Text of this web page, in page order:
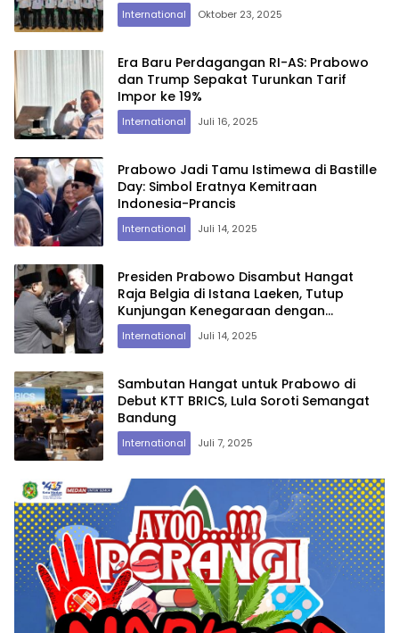
International Oktober 23, 2025
Era Baru Perdagangan RI-AS: Prabowo
dan Trump Sepakat Turunkan Tarif
Impor ke 19%
International Juli 16, 2025
Prabowo Jadi Tamu Istimewa di Bastille
Day: Simbol Eratnya Kemitraan
Indonesia-Prancis
International Juli 14, 2025
Presiden Prabowo Disambut Hangat
Raja Belgia di Istana Laeken, Tutup
Kunjungan Kenegaraan dengan
Pertemuan Empat Mata
International Juli 14, 2025
Sambutan Hangat untuk Prabowo di
Debut KTT BRICS, Lula Soroti Semangat
Bandung
International Juli 7, 2025